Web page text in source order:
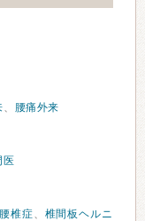
、 腰痛外来
医
椎症、 椎間板ヘルニ